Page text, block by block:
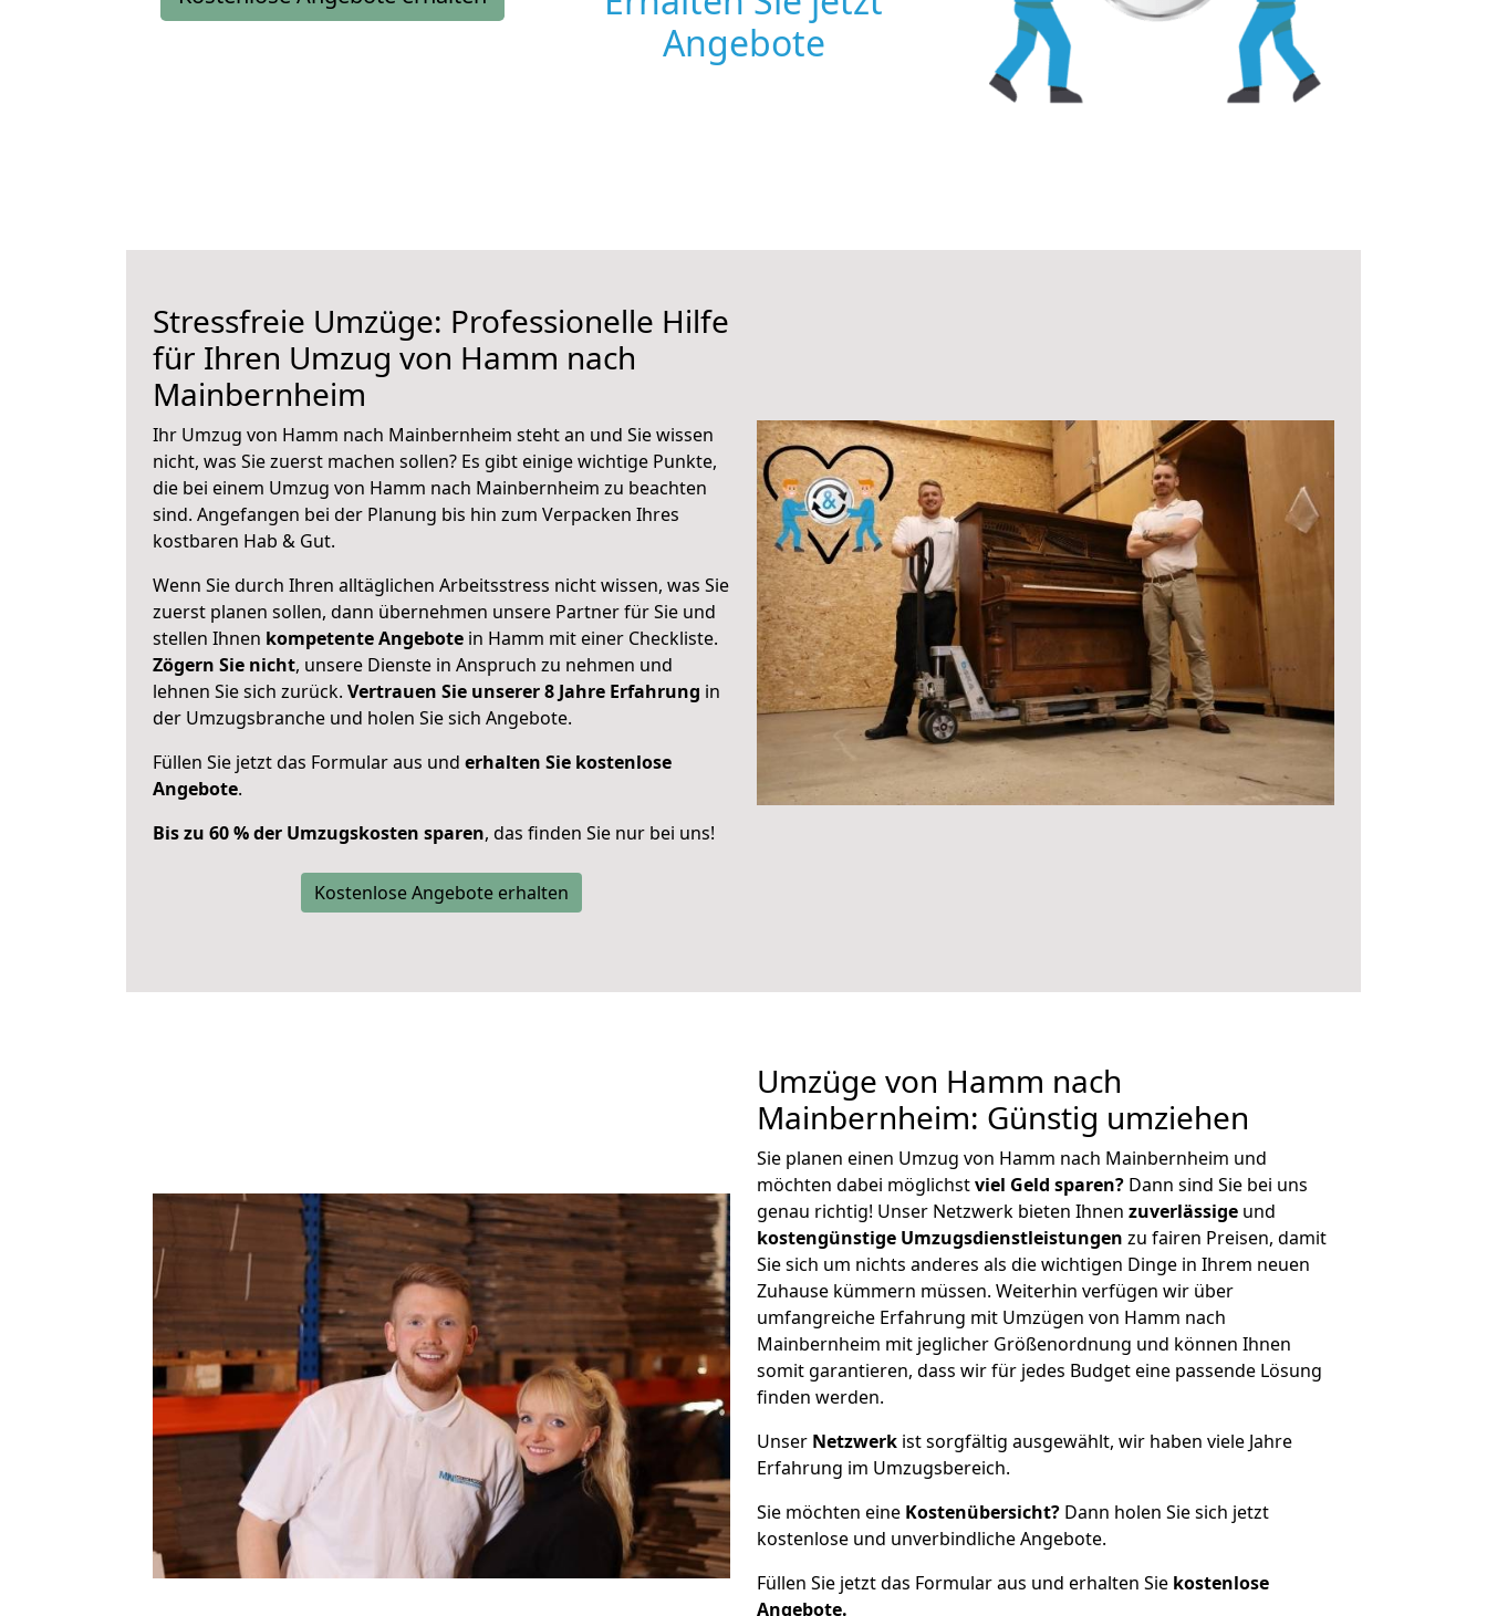
Angebote
Stressfreie Umzüge: Professionelle Hilfe
für Ihren Umzug von Hamm nach
Mainbernheim
Ihr Umzug von Hamm nach Mainbernheim steht an und Sie wissen
nicht, was Sie zuerst machen sollen? Es gibt einige wichtige Punkte,
die bei einem Umzug von Hamm nach Mainbernheim zu beachten
sind. Angefangen bei der Planung bis hin zum Verpacken Ihres
kostbaren Hab & Gut.
Wenn Sie durch Ihren alltäglichen Arbeitsstress nicht wissen, was Sie
zuerst planen sollen, dann übernehmen unsere Partner für Sie und
stellen Ihnen kompetente Angebote in Hamm mit einer Checkliste.
Zögern Sie nicht, unsere Dienste in Anspruch zu nehmen und
lehnen Sie sich zurück. Vertrauen Sie unserer 8 Jahre Erfahrung in
der Umzugsbranche und holen Sie sich Angebote.
Füllen Sie jetzt das Formular aus und erhalten Sie kostenlose
Angebote.
Bis zu 60 % der Umzugskosten sparen, das finden Sie nur bei uns!
Kostenlose Angebote erhalten
Umzüge von Hamm nach
Mainbernheim: Günstig umziehen
Sie planen einen Umzug von Hamm nach Mainbernheim und
möchten dabei möglichstviel Geld sparen? Dann sind Sie bei uns
genau richtig! Unser Netzwerk bieten Ihnen zuverlässige und
kostengünstige Umzugsdienstleistungen zu fairen Preisen, damit
Sie sich um nichts anderes als die wichtigen Dinge in Ihrem neuen
Zuhause kümmern müssen. Weiterhin verfügen wir über
umfangreiche Erfahrung mit Umzügen von Hamm nach
Mainbernheim mit jeglicher Größenordnung und können Ihnen
somit garantieren, dass wir für jedes Budget eine passende Lösung
finden werden.
Unser Netzwerk ist sorgfältig ausgewählt, wir haben viele Jahre
Erfahrung im Umzugsbereich.
Sie möchten eine Kostenübersicht? Dann holen Sie sich jetzt
kostenlose und unverbindliche Angebote.
Füllen Sie jetzt das Formular aus und erhalten Sie kostenlose
Angebote.